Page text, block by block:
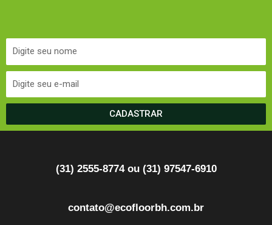
CADASTRAR
(31) 2555-8774 ou (31) 97547-6910
contato@ecofloorbh.com.br